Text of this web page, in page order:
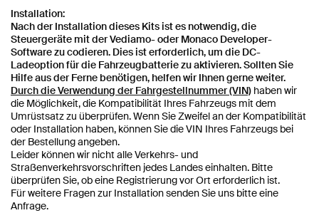
Installation:
Nach der Installation dieses Kits ist es notwendig, die
Steuergeräte mit der Vediamo- oder Monaco Developer-
Software zu codieren. Dies ist erforderlich, um die DC-
Ladeoption für die Fahrzeugbatterie zu aktivieren. Sollten Sie
Hilfe aus der Ferne benötigen, helfen wir Ihnen gerne weiter.
Durch die Verwendung der Fahrgestellnummer (VIN) haben wir
die Möglichkeit, die Kompatibilität Ihres Fahrzeugs mit dem
Umrüstsatz zu überprüfen. Wenn Sie Zweifel an der Kompatibilität
oder Installation haben, können Sie die VIN Ihres Fahrzeugs bei
der Bestellung angeben.
Leider können wir nicht alle Verkehrs- und
Straßenverkehrsvorschriften jedes Landes einhalten. Bitte
überprüfen Sie, ob eine Registrierung vor Ort erforderlich ist.
Für weitere Fragen zur Installation senden Sie uns bitte eine
Anfrage.